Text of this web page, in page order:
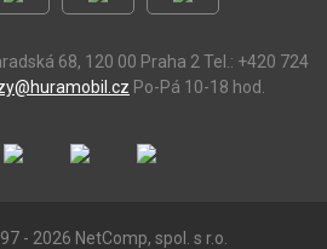
68, 120 00 Praha 2 Tel.: +420 724
Po-Pá 10-18 hod.
- 2026 NetComp, spol. s r.o.